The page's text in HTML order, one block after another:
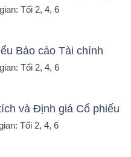
Tối 2, 4, 6
Báo cáo Tài chính
Tối 2, 4, 6
và Định giá Cổ phiếu
Tối 2, 4, 6